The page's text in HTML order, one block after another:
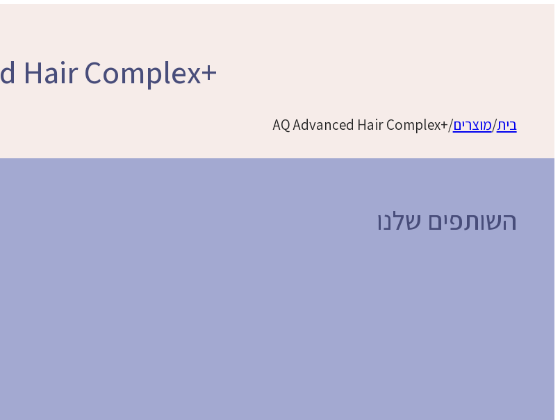
+AQ Advanced Hair Complex
בית/מוצרים/
+AQ Advanced Hair Complex
השותפים שלנו